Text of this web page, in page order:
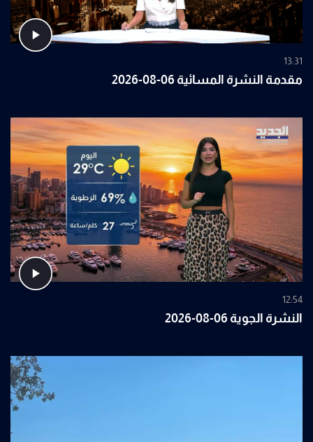
13:31
مقدمة النشرة المسائية 06-08-2026
12:54
النشرة الجوية 06-08-2026